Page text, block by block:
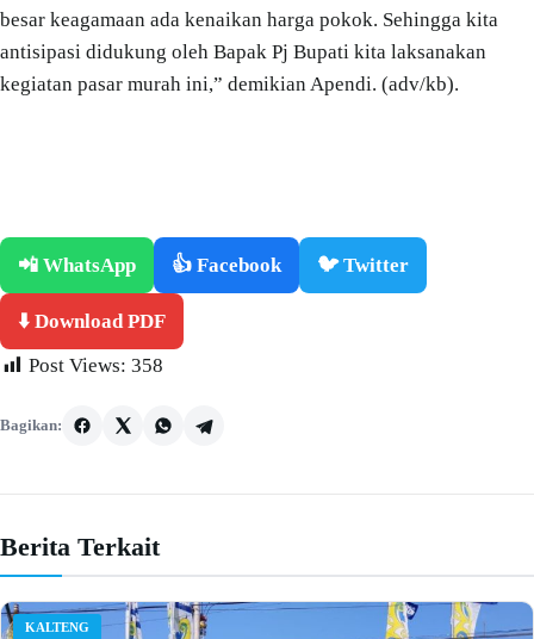
besar keagamaan ada kenaikan harga pokok. Sehingga kita
antisipasi didukung oleh Bapak Pj Bupati kita laksanakan
kegiatan pasar murah ini,” demikian Apendi. (adv/kb).
📲 WhatsApp 👍 Facebook 🐦 Twitter
⬇️ Download PDF
Post Views: 358
Bagikan:
Berita Terkait
KALTENG